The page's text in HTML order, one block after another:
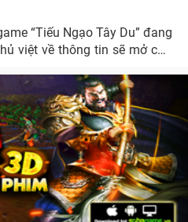
“Tiếu Ngạo Tây Du” đang
việt về thông tin sẽ mở cửa